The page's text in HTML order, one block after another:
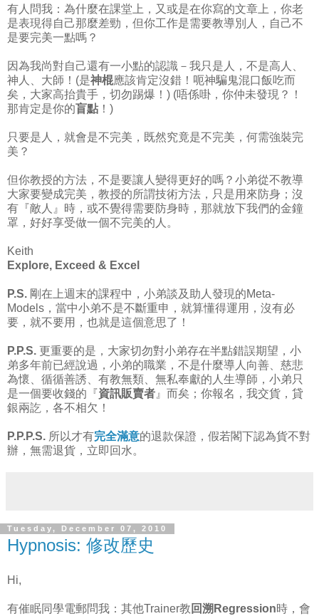
有人問我：為什麼在課堂上，又或是在你寫的文章上，你老
是表現得自己那麼差勁，但你工作是需要教導別人，自己不
是要完美一點嗎？
因為我尚對自己還有一小點的認識－我只是人，不是高人、
神人、大師！(是神棍應該肯定沒錯！呃神騙鬼混口飯吃而
矣，大家高抬貴手，切勿踢爆！) (唔係啩，你仲未發現？！
那肯定是你的盲點 ！)
只要是人，就會是不完美，既然究竟是不完美，何需強裝完
美？
但你教授的方法，不是要讓人變得更好的嗎？小弟從不教導
大家要變成完美，教授的所謂技術方法，只是用來防身；沒
有『敵人』時，或不覺得需要防身時，那就放下我們的金鐘
罩，好好享受做一個不完美的人。
Keith
Explore, Exceed & Excel
P.S. 剛在上週末的課程中，小弟談及助人發現的Meta-
Models，當中小弟不是不斷重申，就算懂得運用，沒有必
要，就不要用，也就是這個意思了！
P.P.S. 更重要的是，大家切勿對小弟存在半點錯誤期望，小
弟多年前已經說過，小弟的職業，不是什麼導人向善、慈悲
為懷、循循善誘、有教無類、無私奉獻的人生導師，小弟只
是一個要收錢的『資訊販賣者 』而矣；你報名，我交貨，貸
銀兩訖，各不相欠！
P.P.P.S. 所以才有完全滿意的退款保證，假若閣下認為貨不對
辦，無需退貨，立即回水。
Tuesday, December 07, 2010
Hypnosis: 修改歷史
Hi,
有催眠同學電郵問我：其他Trainer教 回溯Regression時，會